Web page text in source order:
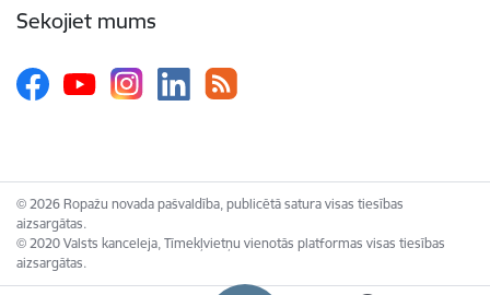
Sekojiet mums
© 2026 Ropažu novada pašvaldība, publicētā satura visas tiesības
aizsargātas.
© 2020 Valsts kanceleja, Tīmekļvietņu vienotās platformas visas tiesības
aizsargātas.